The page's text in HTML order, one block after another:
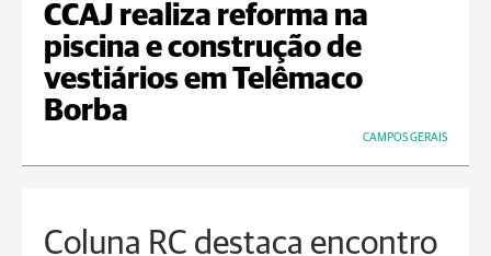
CCAJ realiza reforma na
piscina e construção de
vestiários em Telêmaco
Borba
CAMPOS GERAIS
Coluna RC destaca encontro